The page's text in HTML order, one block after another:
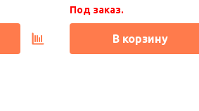
Под заказ.
В корзину